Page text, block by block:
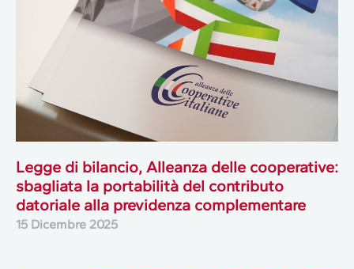
Legge di bilancio, Alleanza delle cooperative:
sbagliata la portabilità del contributo
datoriale alla previdenza complementare
15 Dicembre 2025